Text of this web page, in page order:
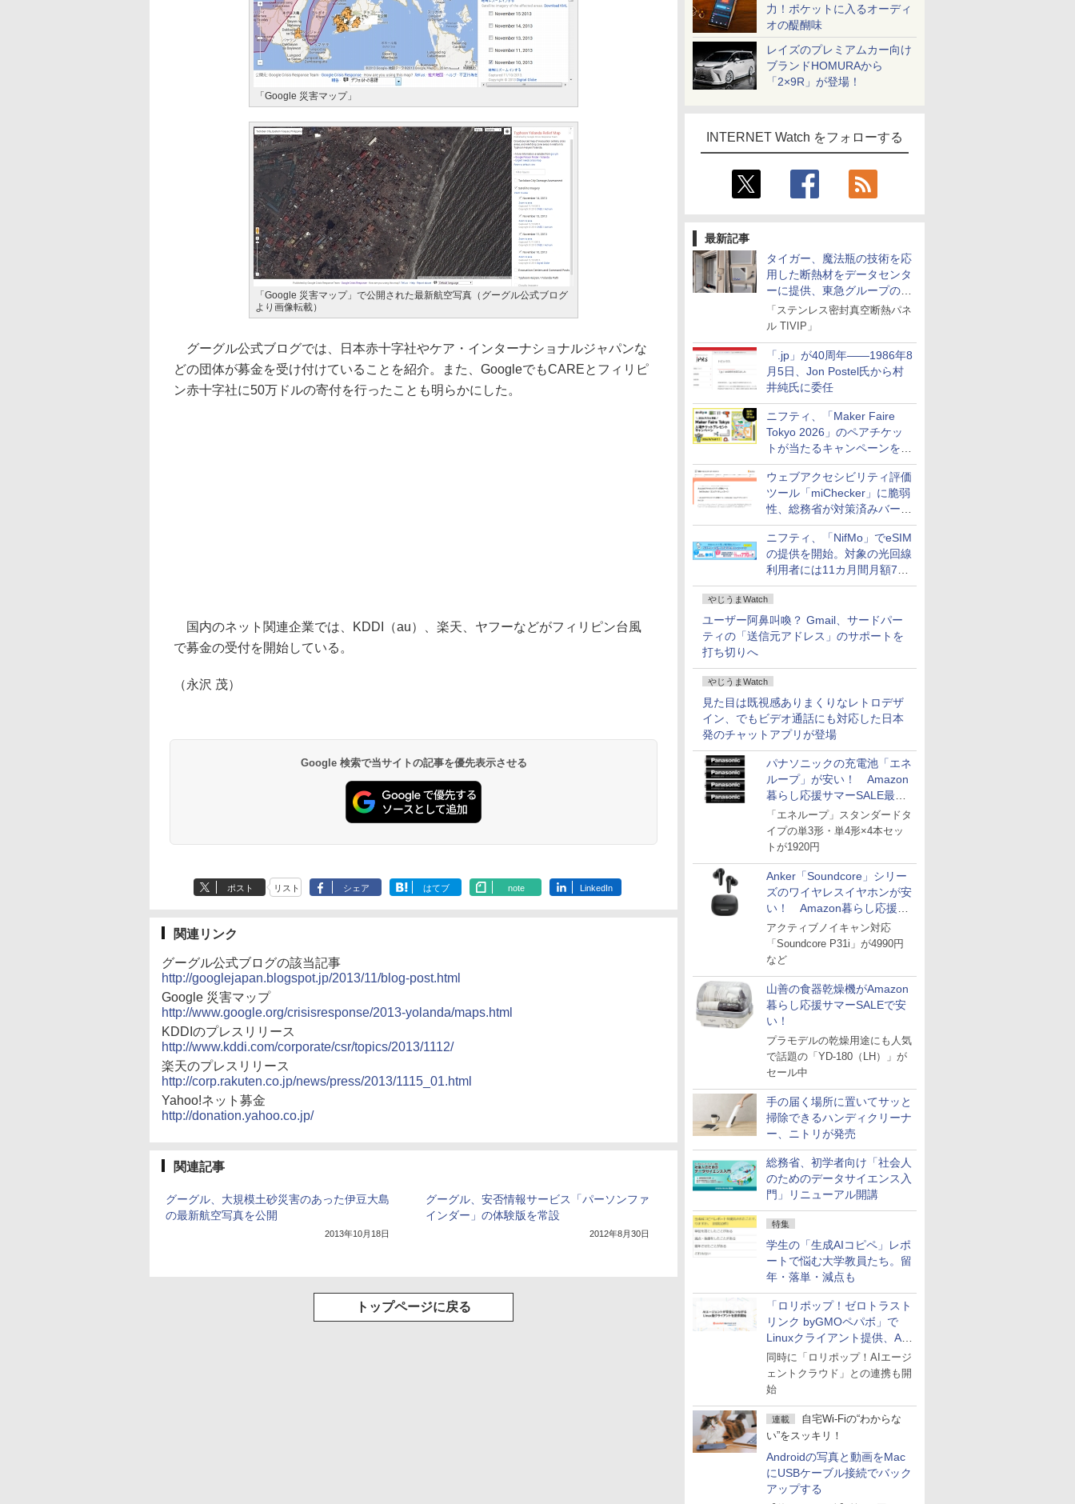
力！ポケットに入るオーディ
オの醍醐味
レイズのプレミアムカー向け
ブランドHOMURAから
「2×9R」が登場！
INTERNET Watch をフォローする
最新記事
タイガー、魔法瓶の技術を応
用した断熱材をデータセンタ
ーに提供、東急グループの実
証実験で
「ステンレス密封真空断熱パネ
ル TIVIP」
「.jp」が40周年――1986年8
月5日、Jon Postel氏から村
井純氏に委任
ニフティ、「Maker Faire
Tokyo 2026」のペアチケッ
トが当たるキャンペーンをX
で実施。8月16日まで
ウェブアクセシビリティ評価
ツール「miChecker」に脆弱
性、総務省が対策済みバージ
ョンへの更新を呼び掛け
ニフティ、「NifMo」でeSIM
の提供を開始。対象の光回線
利用者には11カ月間月額770
円割引のキャンペーン
やじうまWatch
ユーザー阿鼻叫喚？ Gmail、サードパー
ティの「送信元アドレス」のサポートを
打ち切りへ
やじうまWatch
見た目は既視感ありまくりなレトロデザ
イン、でもビデオ通話にも対応した日本
発のチャットアプリが登場
パナソニックの充電池「エネ
ループ」が安い！ Amazon
暮らし応援サマーSALE最終
日
「エネループ」スタンダードタ
イプの単3形・単4形×4本セッ
トが1920円
Anker「Soundcore」シリー
ズのワイヤレスイヤホンが安
い！ Amazon暮らし応援サ
マーSALE
アクティブノイキャン対応
「Soundcore P31i」が4990円
など
山善の食器乾燥機がAmazon
暮らし応援サマーSALEで安
い！
プラモデルの乾燥用途にも人気
で話題の「YD-180（LH）」が
セール中
手の届く場所に置いてサッと
掃除できるハンディクリーナ
ー、ニトリが発売
総務省、初学者向け「社会人
のためのデータサイエンス入
門」リニューアル開講
特集
学生の「生成AIコピペ」レポ
ートで悩む大学教員たち。留
年・落単・減点も
「ロリポップ！ゼロトラスト
リンク byGMOペパボ」で
Linuxクライアント提供、AI
エージェントの接続が容易に
同時に「ロリポップ！AIエージ
ェントクラウド」との連携も開
始
連載
自宅Wi-Fiの“わからな
い”をスッキリ！
Androidの写真と動画をMac
にUSBケーブル接続でバック
アップする
「Google 災害マップ」
「Google 災害マップ」で公開された最新航空写真（グーグル公式ブログ
より画像転載）
グーグル公式ブログでは、日本赤十字社やケア・インターナショナルジャパンな
どの団体が募金を受け付けていることを紹介。また、GoogleでもCAREとフィリピ
ン赤十字社に50万ドルの寄付を行ったことも明らかにした。
国内のネット関連企業では、KDDI（au）、楽天、ヤフーなどがフィリピン台風
で募金の受付を開始している。
（永沢 茂）
Google 検索で当サイトの記事を優先表示させる
ポスト リスト シェア はてブ note LinkedIn
関連リンク
グーグル公式ブログの該当記事
http://googlejapan.blogspot.jp/2013/11/blog-post.html
Google 災害マップ
http://www.google.org/crisisresponse/2013-yolanda/maps.html
KDDIのプレスリリース
http://www.kddi.com/corporate/csr/topics/2013/1112/
楽天のプレスリリース
http://corp.rakuten.co.jp/news/press/2013/1115_01.html
Yahoo!ネット募金
http://donation.yahoo.co.jp/
関連記事
グーグル、大規模土砂災害のあった伊豆大島
の最新航空写真を公開
2013年10月18日
グーグル、安否情報サービス「パーソンファ
インダー」の体験版を常設
2012年8月30日
トップページに戻る